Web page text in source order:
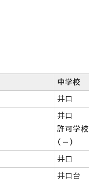
中学校
井口
井口
許可学校
（－）
井口
井口台